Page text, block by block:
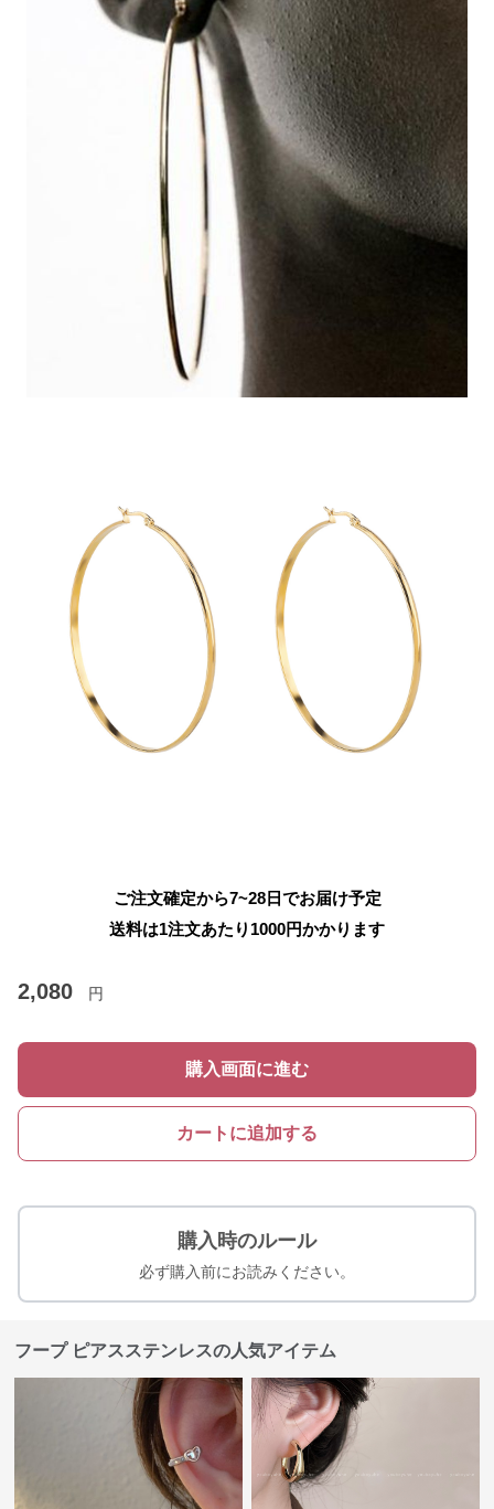
ご注文確定から7~28日でお届け予定
送料は1注文あたり 1000円かかります
2,080 円
購入画面に進む
カートに追加する
購入時のルール
必ず購入前にお読みください。
フープ ピアスステンレスの人気アイテム